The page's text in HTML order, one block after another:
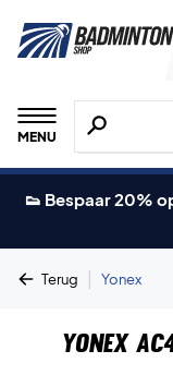
MENU
Zoeken
👟 Bespaar 20%
Terug | Yonex
Yonex